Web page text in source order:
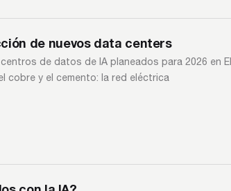
de nuevos data centers
de datos de IA planeados para 2026 en
cobre y el cemento: la red eléctrica